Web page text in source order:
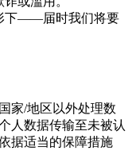
下——届时我们将要
家/地区以外处理数
人数据传输至未被认
据适当的保障措施